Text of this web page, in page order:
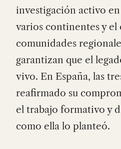
investigación activo
varios continentes y
comunidades
garantizan que el
vivo. En España, las
reafirmado su
el trabajo formativo y
como ella lo planteó.